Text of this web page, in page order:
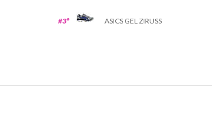
#3º ASICS GEL ZIRUSS